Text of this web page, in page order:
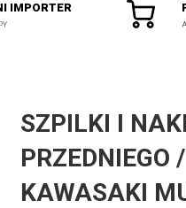
IMPORTER
SZPILKI I
PRZEDNIEGO
KAWASAKI